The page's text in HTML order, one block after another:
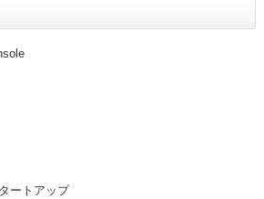
ートアップ